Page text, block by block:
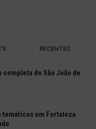
RECENTES
completa do São João de
temáticos em Fortaleza